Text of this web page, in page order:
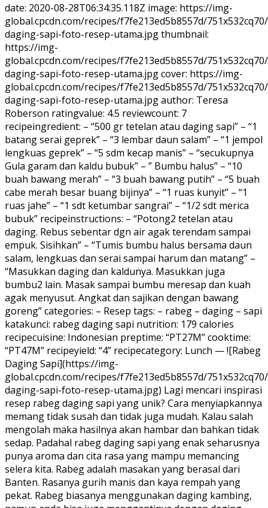
date: 2020-08-28T06:34:35.118Z image: https://img-
global.cpcdn.com/recipes/f7fe213ed5b8557d/
daging-sapi-foto-resep-utama.jpg thumbnail:
https://img-
global.cpcdn.com/recipes/f7fe213ed5b8557d/
daging-sapi-foto-resep-utama.jpg cover: https://img-
global.cpcdn.com/recipes/f7fe213ed5b8557d/
daging-sapi-foto-resep-utama.jpg author: Teresa
Roberson ratingvalue: 4.5 reviewcount: 7
recipeingredient: – “500 gr tetelan atau daging sapi” – “1
batang serai geprek” – “3 lembar daun salam” – “1 jempol
lengkuas geprek” – “5 sdm kecap manis” – “secukupnya
Gula garam dan kaldu bubuk” – ” Bumbu halus” – “10
buah bawang merah” – “3 buah bawang putih” – “5 buah
cabe merah besar buang bijinya” – “1 ruas kunyit” – “1
ruas jahe” – “1 sdt ketumbar sangrai” – “1/2 sdt merica
bubuk” recipeinstructions: – “Potong2 tetelan atau
daging. Rebus sebentar dgn air agak terendam sampai
empuk. Sisihkan” – “Tumis bumbu halus bersama daun
salam, lengkuas dan serai sampai harum dan matang” –
“Masukkan daging dan kaldunya. Masukkan juga
bumbu2 lain. Masak sampai bumbu meresap dan kuah
agak menyusut. Angkat dan sajikan dengan bawang
goreng” categories: – Resep tags: – rabeg – daging – sapi
katakunci: rabeg daging sapi nutrition: 179 calories
recipecuisine: Indonesian preptime: “PT27M” cooktime:
“PT47M” recipeyield: “4” recipecategory: Lunch — ![Rabeg
Daging Sapi](https://img-
global.cpcdn.com/recipes/f7fe213ed5b8557d/
daging-sapi-foto-resep-utama.jpg) Lagi mencari inspirasi
resep rabeg daging sapi yang unik? Cara menyiapkannya
memang tidak susah dan tidak juga mudah. Kalau salah
mengolah maka hasilnya akan hambar dan bahkan tidak
sedap. Padahal rabeg daging sapi yang enak seharusnya
punya aroma dan cita rasa yang mampu memancing
selera kita. Rabeg adalah masakan yang berasal dari
Banten. Rasanya gurih manis dan kaya rempah yang
pekat. Rabeg biasanya menggunakan daging kambing,